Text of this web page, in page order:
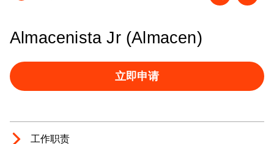
Almacenista Jr (Almacen)
立即申请
工作职责